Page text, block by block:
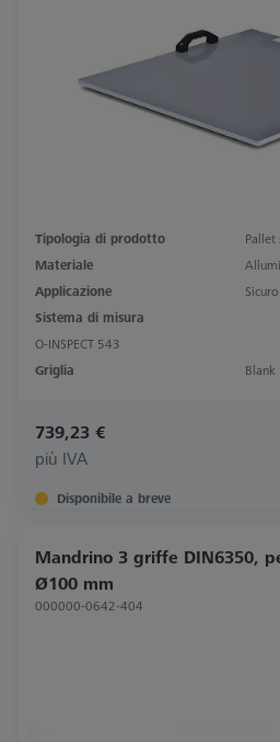
Tipologia di prodotto
Pallet
Materiale
Applicazione
Sicuro
Sistema di misura
O-INSPECT 543
Griglia
Blank
739,23 €
più IVA
Disponibile a breve
Mandrino 3 griffe DIN6350,
Ø100 mm
000000-0642-404